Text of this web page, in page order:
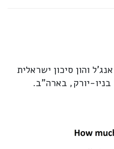
והון סיכון ישראלית
יורק, בארה"ב.